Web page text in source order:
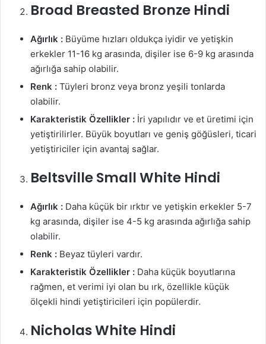
Broad Breasted Bronze Hindi
Ağırlık : Büyüme hızları oldukça iyidir ve yetişkin
erkekler 11-16 kg arasında, dişiler ise 6-9 kg arasında
ağırlığa sahip olabilir.
Renk : Tüyleri bronz veya bronz yeşili tonlarda
olabilir.
Karakteristik Özellikler : İri yapılıdır ve et üretimi için
yetiştirilirler. Büyük boyutları ve geniş göğüsleri, ticari
yetiştiriciler için avantaj sağlar.
Beltsville Small White Hindi
Ağırlık : Daha küçük bir ırktır ve yetişkin erkekler 5-7
kg arasında, dişiler ise 4-5 kg arasında ağırlığa sahip
olabilir.
Renk : Beyaz tüyleri vardır.
Karakteristik Özellikler : Daha küçük boyutlarına
rağmen, et verimi iyi olan bu ırk, özellikle küçük
ölçekli hindi yetiştiricileri için popülerdir.
Nicholas White Hindi